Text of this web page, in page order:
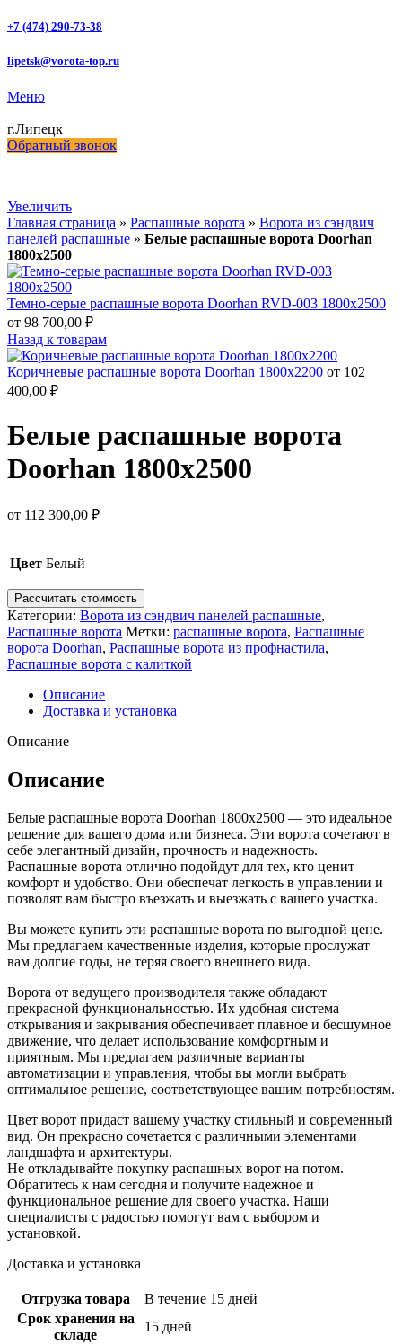
+7 (474) 290-73-38
lipetsk@vorota-top.ru
Меню
г.Липецк
Обратный звонок
Увеличить
Главная страница » Распашные ворота » Ворота из сэндвич
панелей распашные » Белые распашные ворота Doorhan
1800х2500
Темно-серые распашные ворота Doorhan RVD-003 1800х2500
от 98 700,00 ₽
Назад к товарам
Коричневые распашные ворота Doorhan 1800х2200 от 102
400,00 ₽
Белые распашные ворота
Doorhan 1800х2500
от 112 300,00 ₽
Цвет Белый
Рассчитать стоимость
Категории: Ворота из сэндвич панелей распашные,
Распашные ворота Метки: распашные ворота, Распашные
ворота Doorhan, Распашные ворота из профнастила,
Распашные ворота с калиткой
Описание
Доставка и установка
Описание
Описание
Белые распашные ворота Doorhan 1800х2500 — это идеальное
решение для вашего дома или бизнеса. Эти ворота сочетают в
себе элегантный дизайн, прочность и надежность.
Распашные ворота отлично подойдут для тех, кто ценит
комфорт и удобство. Они обеспечат легкость в управлении и
позволят вам быстро въезжать и выезжать с вашего участка.
Вы можете купить эти распашные ворота по выгодной цене.
Мы предлагаем качественные изделия, которые прослужат
вам долгие годы, не теряя своего внешнего вида.
Ворота от ведущего производителя также обладают
прекрасной функциональностью. Их удобная система
открывания и закрывания обеспечивает плавное и бесшумное
движение, что делает использование комфортным и
приятным. Мы предлагаем различные варианты
автоматизации и управления, чтобы вы могли выбрать
оптимальное решение, соответствующее вашим потребностям.
Цвет ворот придаст вашему участку стильный и современный
вид. Он прекрасно сочетается с различными элементами
ландшафта и архитектуры.
Не откладывайте покупку распашных ворот на потом.
Обратитесь к нам сегодня и получите надежное и
функциональное решение для своего участка. Наши
специалисты с радостью помогут вам с выбором и
установкой.
Доставка и установка
Отгрузка товара
В течение 15 дней
Срок хранения на
складе
15 дней